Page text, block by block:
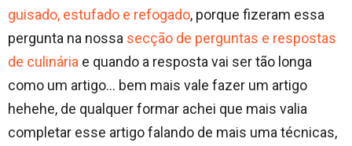
guisado, estufado e refogado, porque fizeram essa
pergunta na nossa secção de perguntas e respostas
de culinária e quando a resposta vai ser tão longa
como um artigo… bem mais vale fazer um artigo
hehehe, de qualquer formar achei que mais valia
completar esse artigo falando de mais uma técnicas,